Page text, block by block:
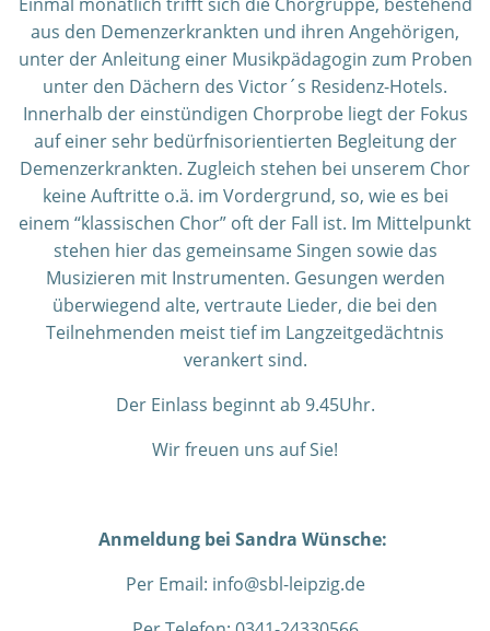
aus den Demenzerkrankten und ihren Angehörigen,
unter der Anleitung einer Musikpädagogin zum Proben
unter den Dächern des Victor´s Residenz-Hotels.
Innerhalb der einstündigen Chorprobe liegt der Fokus
auf einer sehr bedürfnisorientierten Begleitung der
Demenzerkrankten. Zugleich stehen bei unserem Chor
keine Auftritte o.ä. im Vordergrund, so, wie es bei
einem “klassischen Chor” oft der Fall ist. Im Mittelpunkt
stehen hier das gemeinsame Singen sowie das
Musizieren mit Instrumenten. Gesungen werden
überwiegend alte, vertraute Lieder, die bei den
Teilnehmenden meist tief im Langzeitgedächtnis
verankert sind.
Der Einlass beginnt ab 9.45Uhr.
Wir freuen uns auf Sie!
Anmeldung bei Sandra Wünsche:
Per Email: info@sbl-leipzig.de